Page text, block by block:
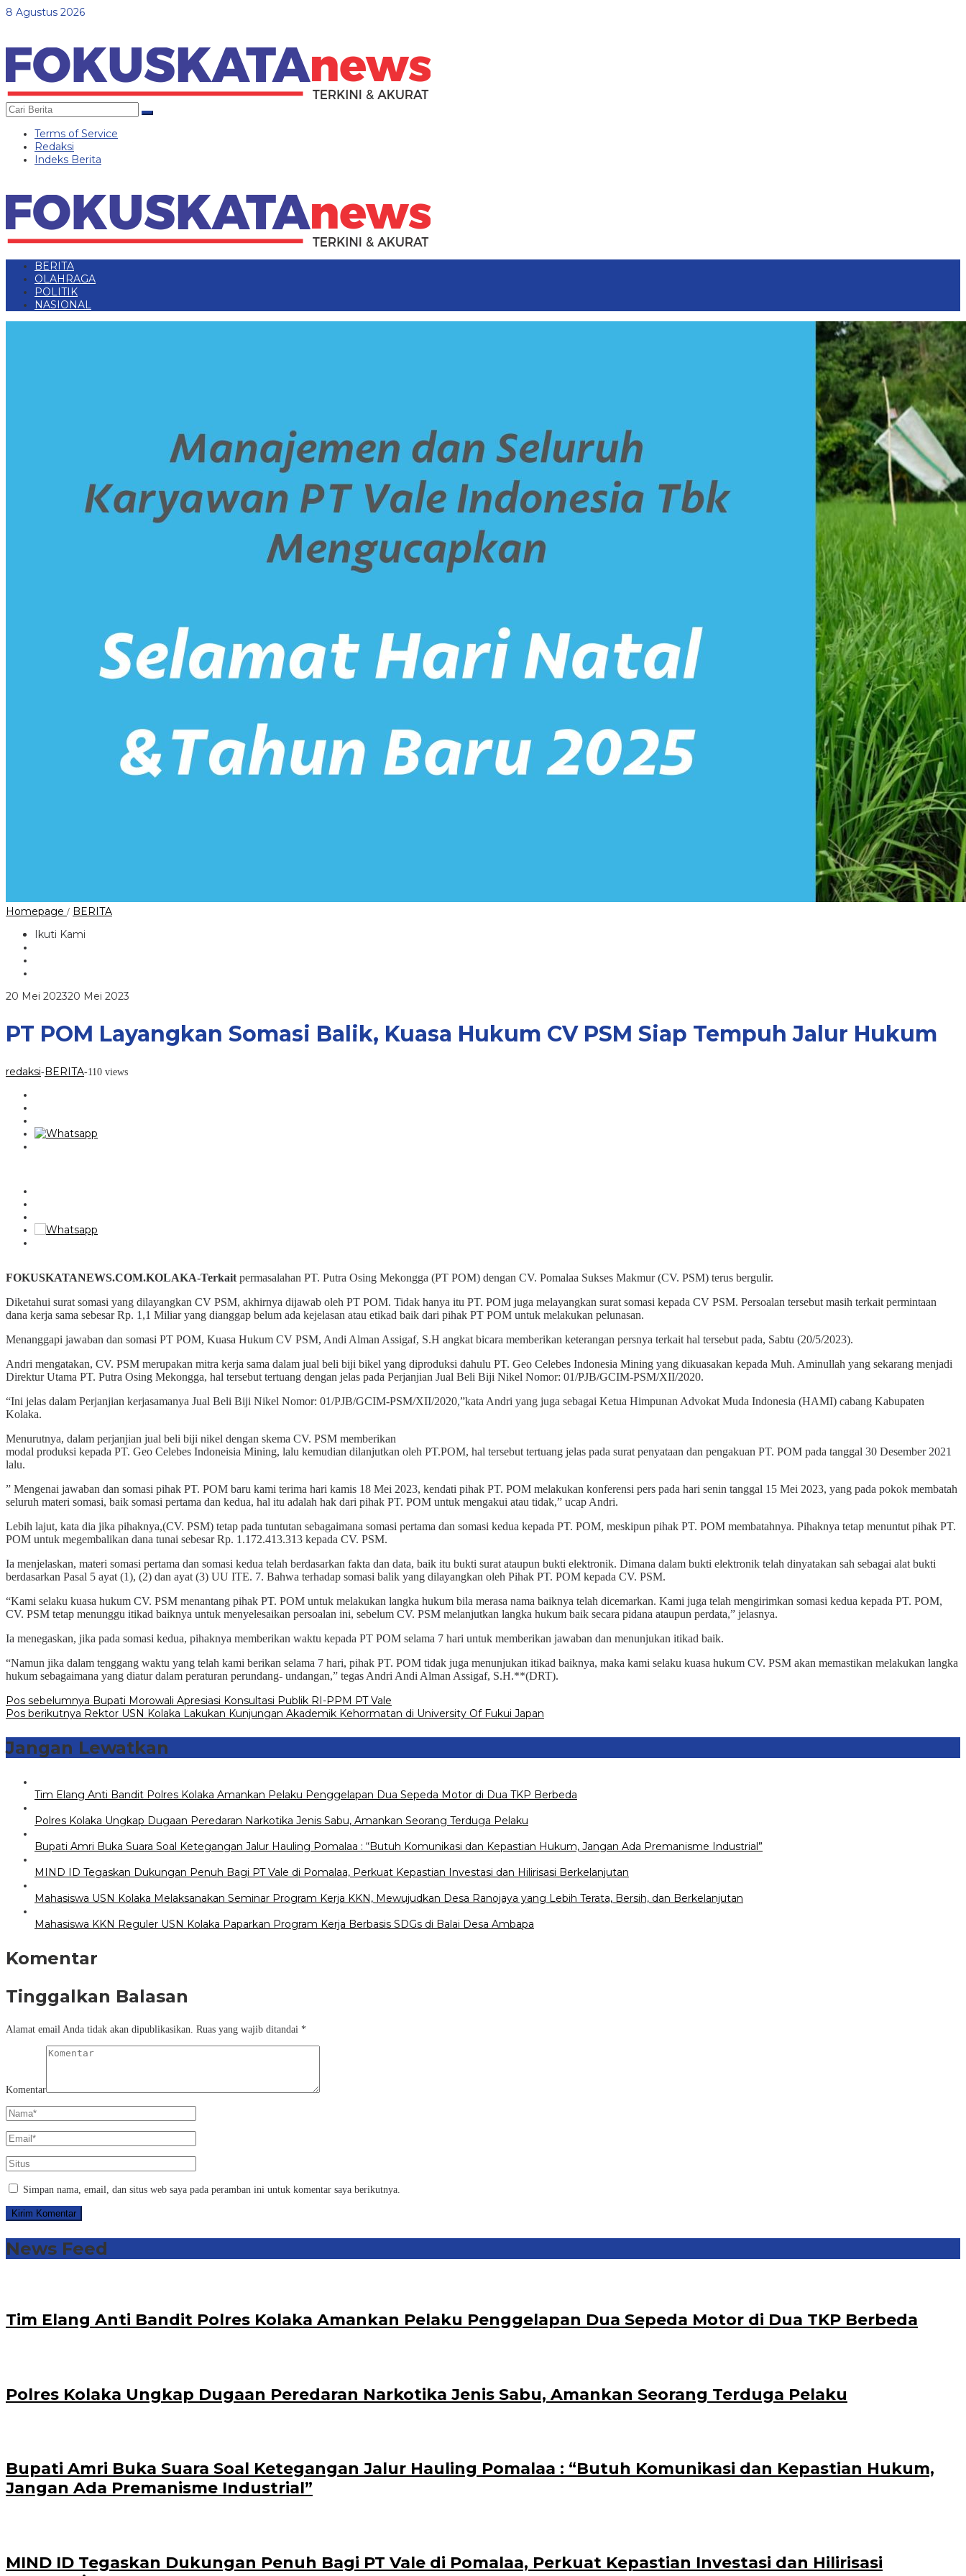
Lewati
8 Agustus 2026
Terms of Service
Redaksi
Indeks Berita
BERITA
OLAHRAGA
POLITIK
NASIONAL
Homepage / BERITA
CV
PSM
Jalur
Hukum
Ikuti Kami
20 Mei 202320 Mei 2023
PT POM Layangkan Somasi Balik, Kuasa Hukum CV PSM Siap Tempuh Jalur Hukum
redaksi-BERITA-110 views
FOKUSKATANEWS.COM.KOLAKA-Terkait permasalahan PT. Putra Osing Mekongga (PT POM) dengan CV. Pomalaa Sukses Makmur (CV. PSM) terus bergulir.
Diketahui surat somasi yang dilayangkan CV PSM, akhirnya dijawab oleh PT POM. Tidak hanya itu PT. POM juga melayangkan surat somasi kepada CV PSM. Persoalan tersebut masih terkait permintaan
dana kerja sama sebesar Rp. 1,1 Miliar yang dianggap belum ada kejelasan atau etikad baik dari pihak PT POM untuk melakukan pelunasan.
Menanggapi jawaban dan somasi PT POM, Kuasa Hukum CV PSM, Andi Alman Assigaf, S.H angkat bicara memberikan keterangan persnya terkait hal tersebut pada, Sabtu (20/5/2023).
Andri mengatakan, CV. PSM merupakan mitra kerja sama dalam jual beli biji bikel yang diproduksi dahulu PT. Geo Celebes Indonesia Mining yang dikuasakan kepada Muh. Aminullah yang sekarang menjadi
Direktur Utama PT. Putra Osing Mekongga, hal tersebut tertuang dengan jelas pada Perjanjian Jual Beli Biji Nikel Nomor: 01/PJB/GCIM-PSM/XII/2020.
“Ini jelas dalam Perjanjian kerjasamanya Jual Beli Biji Nikel Nomor: 01/PJB/GCIM-PSM/XII/2020,”kata Andri yang juga sebagai Ketua Himpunan Advokat Muda Indonesia (HAMI) cabang Kabupaten
Kolaka.
Menurutnya, dalam perjanjian jual beli biji nikel dengan skema CV. PSM memberikan
modal produksi kepada PT. Geo Celebes Indoneisia Mining, lalu kemudian dilanjutkan oleh PT.POM, hal tersebut tertuang jelas pada surat penyataan dan pengakuan PT. POM pada tanggal 30 Desember 2021
lalu.
” Mengenai jawaban dan somasi pihak PT. POM baru kami terima hari kamis 18 Mei 2023, kendati pihak PT. POM melakukan konferensi pers pada hari senin tanggal 15 Mei 2023, yang pada pokok membatah
seluruh materi somasi, baik somasi pertama dan kedua, hal itu adalah hak dari pihak PT. POM untuk mengakui atau tidak,” ucap Andri.
Lebih lajut, kata dia jika pihaknya,(CV. PSM) tetap pada tuntutan sebagaimana somasi pertama dan somasi kedua kepada PT. POM, meskipun pihak PT. POM membatahnya. Pihaknya tetap menuntut pihak PT.
POM untuk megembalikan dana tunai sebesar Rp. 1.172.413.313 kepada CV. PSM.
Ia menjelaskan, materi somasi pertama dan somasi kedua telah berdasarkan fakta dan data, baik itu bukti surat ataupun bukti elektronik. Dimana dalam bukti elektronik telah dinyatakan sah sebagai alat bukti
berdasarkan Pasal 5 ayat (1), (2) dan ayat (3) UU ITE. 7. Bahwa terhadap somasi balik yang dilayangkan oleh Pihak PT. POM kepada CV. PSM.
“Kami selaku kuasa hukum CV. PSM menantang pihak PT. POM untuk melakukan langka hukum bila merasa nama baiknya telah dicemarkan. Kami juga telah mengirimkan somasi kedua kepada PT. POM,
CV. PSM tetap menunggu itikad baiknya untuk menyelesaikan persoalan ini, sebelum CV. PSM melanjutkan langka hukum baik secara pidana ataupun perdata,” jelasnya.
Ia menegaskan, jika pada somasi kedua, pihaknya memberikan waktu kepada PT POM selama 7 hari untuk memberikan jawaban dan menunjukan itikad baik.
“Namun jika dalam tenggang waktu yang telah kami berikan selama 7 hari, pihak PT. POM tidak juga menunjukan itikad baiknya, maka kami selaku kuasa hukum CV. PSM akan memastikan melakukan langka
hukum sebagaimana yang diatur dalam peraturan perundang- undangan,” tegas Andri Andi Alman Assigaf, S.H.**(DRT).
Navigasi
Pos sebelumnya Bupati Morowali Apresiasi Konsultasi Publik RI-PPM PT Vale
Pos berikutnya Rektor USN Kolaka Lakukan Kunjungan Akademik Kehormatan di University Of Fukui Japan
Jangan Lewatkan
Tim Elang Anti Bandit Polres Kolaka Amankan Pelaku Penggelapan Dua Sepeda Motor di Dua TKP Berbeda
Polres Kolaka Ungkap Dugaan Peredaran Narkotika Jenis Sabu, Amankan Seorang Terduga Pelaku
Bupati Amri Buka Suara Soal Ketegangan Jalur Hauling Pomalaa : “Butuh Komunikasi dan Kepastian Hukum, Jangan Ada Premanisme Industrial”
MIND ID Tegaskan Dukungan Penuh Bagi PT Vale di Pomalaa, Perkuat Kepastian Investasi dan Hilirisasi Berkelanjutan
Mahasiswa USN Kolaka Melaksanakan Seminar Program Kerja KKN, Mewujudkan Desa Ranojaya yang Lebih Terata, Bersih, dan Berkelanjutan
Mahasiswa KKN Reguler USN Kolaka Paparkan Program Kerja Berbasis SDGs di Balai Desa Ambapa
Komentar
Tinggalkan Balasan
Alamat email Anda tidak akan dipublikasikan. Ruas yang wajib ditandai *
Komentar
Simpan nama, email, dan situs web saya pada peramban ini untuk komentar saya berikutnya.
News Feed
Tim Elang Anti Bandit Polres Kolaka Amankan Pelaku Penggelapan Dua Sepeda Motor di Dua TKP Berbeda
Polres Kolaka Ungkap Dugaan Peredaran Narkotika Jenis Sabu, Amankan Seorang Terduga Pelaku
Bupati Amri Buka Suara Soal Ketegangan Jalur Hauling Pomalaa : “Butuh Komunikasi dan Kepastian Hukum,
Jangan Ada Premanisme Industrial”
MIND ID Tegaskan Dukungan Penuh Bagi PT Vale di Pomalaa, Perkuat Kepastian Investasi dan Hilirisasi